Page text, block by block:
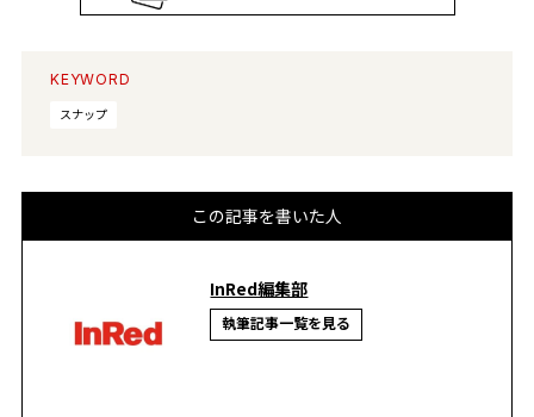
KEYWORD
スナップ
この記事を書いた人
InRed編集部
執筆記事一覧を見る